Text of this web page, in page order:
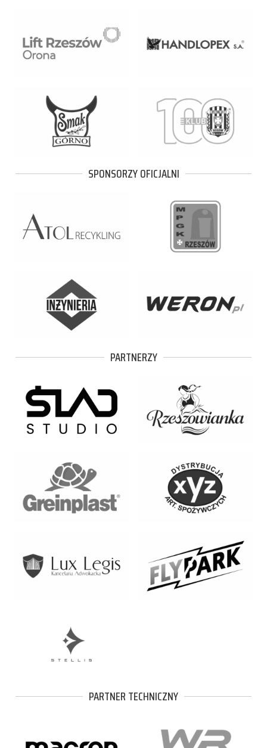
SPONSORZY OFICJALNI
PARTNERZY
PARTNER TECHNICZNY